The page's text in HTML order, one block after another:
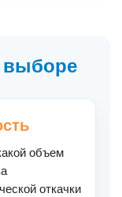
выборе
объем
откачки